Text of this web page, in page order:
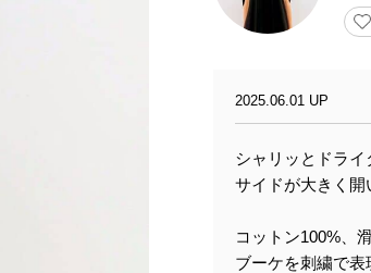
2025.06.01 UP
シャリッとドライ
サイドが大きく
コットン100%、
ブーケを刺繍で表